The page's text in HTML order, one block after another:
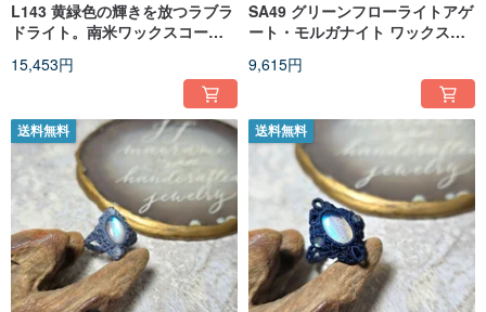
L143 黄緑色の輝きを放つラブラ
ドライト。南米ワックスコード
15,453円
SA49 グリーンフローライトアゲ
ート・モルガナイト ワックスコ
9,615円
送料無料 送料無料